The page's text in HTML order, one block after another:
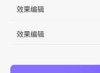
效果编辑
效果编辑